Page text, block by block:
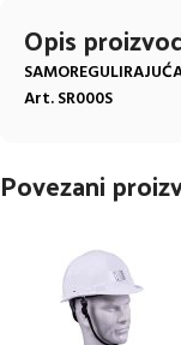
Opis
Art. SR000S
Povezani